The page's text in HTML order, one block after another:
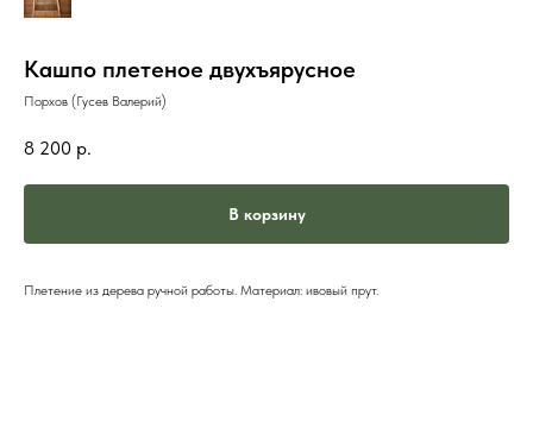
Кашпо плетеное двухъярусное
Порхов (Гусев Валерий)
8 200 р.
В корзину
Плетение из дерева ручной работы. Материал: ивовый прут.